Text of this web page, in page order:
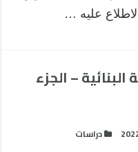
عليه …
– الجزء
دراسات